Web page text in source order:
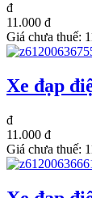
đ
11.000 đ
Giá chưa thuế:
Xe đạp
đ
11.000 đ
Giá chưa thuế: